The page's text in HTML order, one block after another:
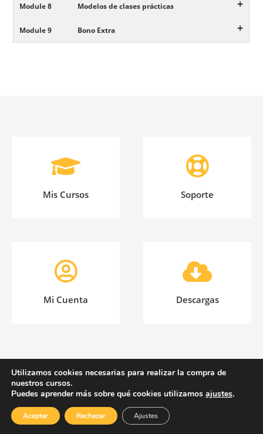
Module 8 Modelos de clases prácticas +
Module 9 Bono Extra +
Mis Cursos Soporte
Mi Cuenta Descargas
Asociación Española Yogaespecial © 2020
Aviso Legal|Cookies |Privacidad
Utilizamos cookies necesarias para realizar la compra de
nuestros cursos.
Puedes aprender más sobre qué cookies utilizamos ajustes.
Aceptar Rechazar Ajustes